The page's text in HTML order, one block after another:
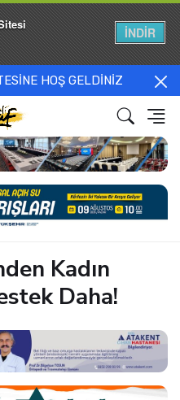
HOŞ GELDİNİZ
Kadın
Daha!
İNDİR